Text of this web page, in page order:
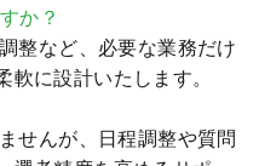
か？
整など、必要な業務だけ
に設計いたします。
せんが、日程調整や質問